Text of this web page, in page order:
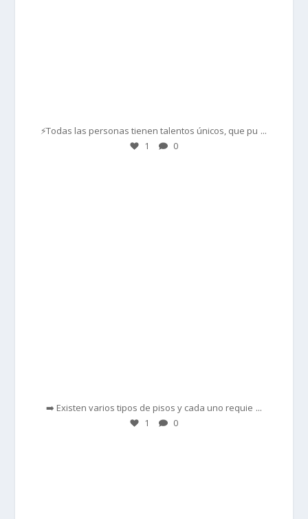
⚡Todas las personas tienen talentos únicos, que pu ...
1 0
➡️ Existen varios tipos de pisos y cada uno requie ...
1 0